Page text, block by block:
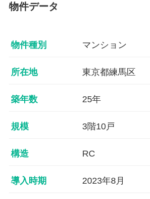
物件データ
物件種別 マンション
所在地 東京都練馬区
築年数 25年
規模 3階10戸
構造 RC
導入時期 2023年8月